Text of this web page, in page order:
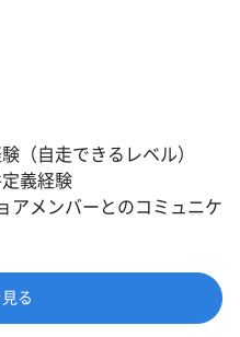
（自走できるレベル）
定義経験
アメンバーとのコミュニケ
る